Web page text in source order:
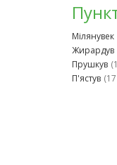
Мілянувек
Жирардув
Прушкув
П'ястув